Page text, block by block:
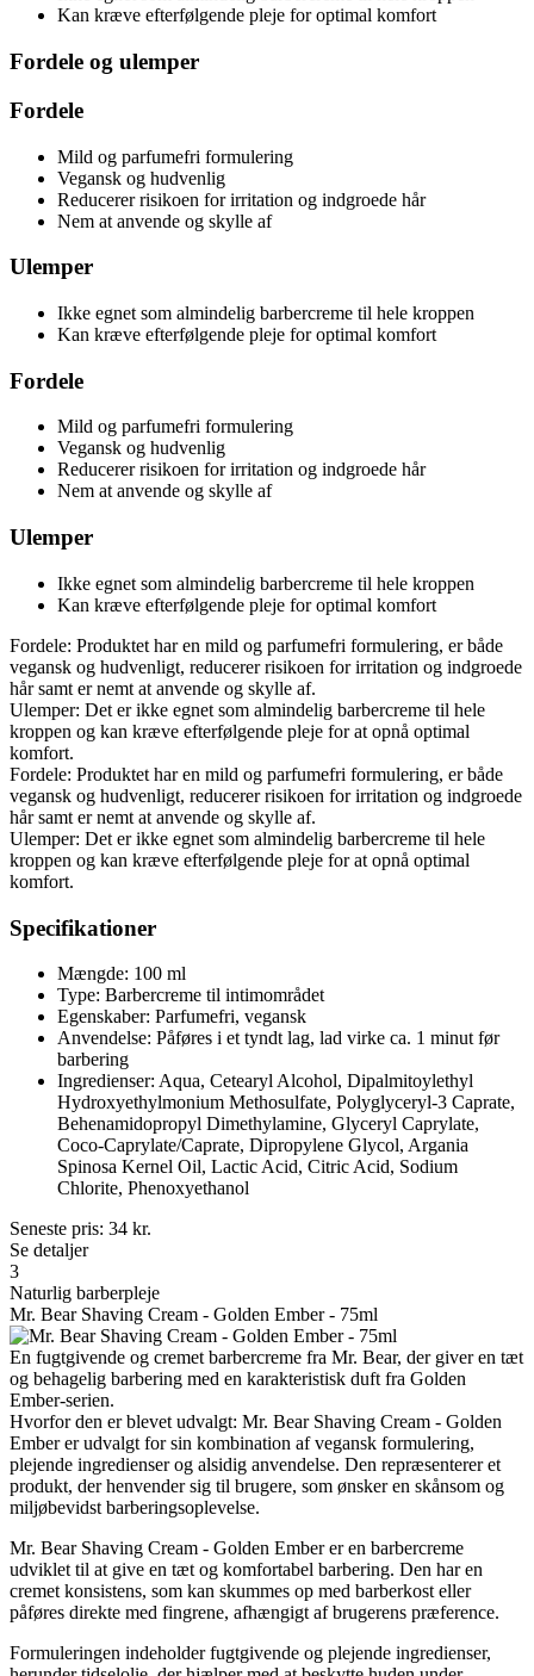
Kan kræve efterfølgende pleje for optimal komfort
Fordele og ulemper
Fordele
Mild og parfumefri formulering
Vegansk og hudvenlig
Reducerer risikoen for irritation og indgroede hår
Nem at anvende og skylle af
Ulemper
Ikke egnet som almindelig barbercreme til hele kroppen
Kan kræve efterfølgende pleje for optimal komfort
Fordele
Mild og parfumefri formulering
Vegansk og hudvenlig
Reducerer risikoen for irritation og indgroede hår
Nem at anvende og skylle af
Ulemper
Ikke egnet som almindelig barbercreme til hele kroppen
Kan kræve efterfølgende pleje for optimal komfort
Fordele: Produktet har en mild og parfumefri formulering, er både
vegansk og hudvenligt, reducerer risikoen for irritation og indgroede
hår samt er nemt at anvende og skylle af.
Ulemper: Det er ikke egnet som almindelig barbercreme til hele
kroppen og kan kræve efterfølgende pleje for at opnå optimal
komfort.
Fordele: Produktet har en mild og parfumefri formulering, er både
vegansk og hudvenligt, reducerer risikoen for irritation og indgroede
hår samt er nemt at anvende og skylle af.
Ulemper: Det er ikke egnet som almindelig barbercreme til hele
kroppen og kan kræve efterfølgende pleje for at opnå optimal
komfort.
Specifikationer
Mængde: 100 ml
Type: Barbercreme til intimområdet
Egenskaber: Parfumefri, vegansk
Anvendelse: Påføres i et tyndt lag, lad virke ca. 1 minut før
barbering
Ingredienser: Aqua, Cetearyl Alcohol, Dipalmitoylethyl
Hydroxyethylmonium Methosulfate, Polyglyceryl-3 Caprate,
Behenamidopropyl Dimethylamine, Glyceryl Caprylate,
Coco-Caprylate/Caprate, Dipropylene Glycol, Argania
Spinosa Kernel Oil, Lactic Acid, Citric Acid, Sodium
Chlorite, Phenoxyethanol
Seneste pris: 34 kr.
Se detaljer
3
Naturlig barberpleje
Mr. Bear Shaving Cream - Golden Ember - 75ml
En fugtgivende og cremet barbercreme fra Mr. Bear, der giver en tæt
og behagelig barbering med en karakteristisk duft fra Golden
Ember-serien.
Hvorfor den er blevet udvalgt: Mr. Bear Shaving Cream - Golden
Ember er udvalgt for sin kombination af vegansk formulering,
plejende ingredienser og alsidig anvendelse. Den repræsenterer et
produkt, der henvender sig til brugere, som ønsker en skånsom og
miljøbevidst barberingsoplevelse.
Mr. Bear Shaving Cream - Golden Ember er en barbercreme
udviklet til at give en tæt og komfortabel barbering. Den har en
cremet konsistens, som kan skummes op med barberkost eller
påføres direkte med fingrene, afhængigt af brugerens præference.
Formuleringen indeholder fugtgivende og plejende ingredienser,